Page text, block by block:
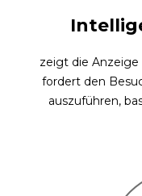
zeigt die
fordert den
auszuführen,